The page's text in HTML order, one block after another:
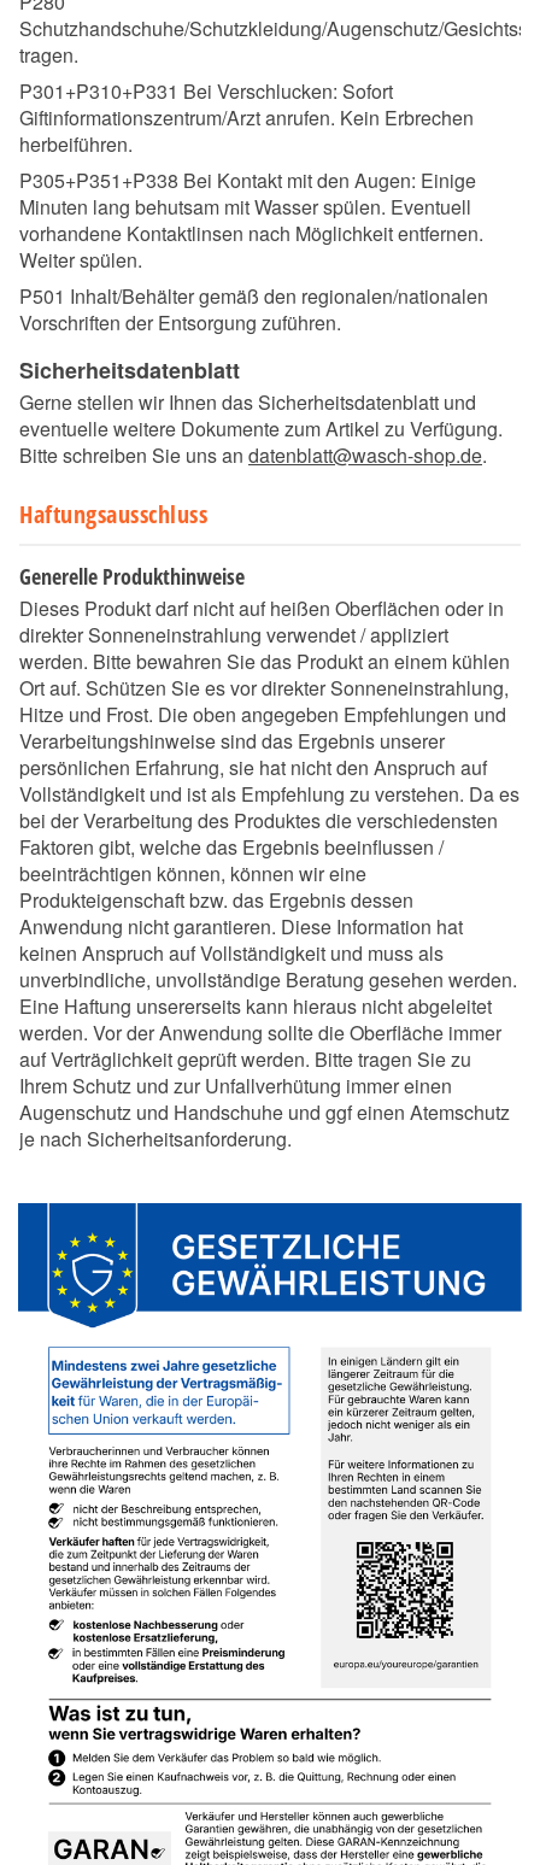
Schutzhandschuhe/Schutzkleidung/Augenschutz/
tragen.
P301+P310+P331 Bei Verschlucken: Sofort
Giftinformationszentrum/Arzt anrufen. Kein Erbrechen
herbeiführen.
P305+P351+P338 Bei Kontakt mit den Augen: Einige
Minuten lang behutsam mit Wasser spülen. Eventuell
vorhandene Kontaktlinsen nach Möglichkeit entfernen.
Weiter spülen.
P501 Inhalt/Behälter gemäß den regionalen/nationalen
Vorschriften der Entsorgung zuführen.
Sicherheitsdatenblatt
Gerne stellen wir Ihnen das Sicherheitsdatenblatt und
eventuelle weitere Dokumente zum Artikel zu Verfügung.
Bitte schreiben Sie uns an datenblatt@wasch-shop.de.
Haftungsausschluss
Generelle Produkthinweise
Dieses Produkt darf nicht auf heißen Oberflächen oder in
direkter Sonneneinstrahlung verwendet / appliziert
werden. Bitte bewahren Sie das Produkt an einem kühlen
Ort auf. Schützen Sie es vor direkter Sonneneinstrahlung,
Hitze und Frost. Die oben angegeben Empfehlungen und
Verarbeitungshinweise sind das Ergebnis unserer
persönlichen Erfahrung, sie hat nicht den Anspruch auf
Vollständigkeit und ist als Empfehlung zu verstehen. Da es
bei der Verarbeitung des Produktes die verschiedensten
Faktoren gibt, welche das Ergebnis beeinflussen /
beeinträchtigen können, können wir eine
Produkteigenschaft bzw. das Ergebnis dessen
Anwendung nicht garantieren. Diese Information hat
keinen Anspruch auf Vollständigkeit und muss als
unverbindliche, unvollständige Beratung gesehen werden.
Eine Haftung unsererseits kann hieraus nicht abgeleitet
werden. Vor der Anwendung sollte die Oberfläche immer
auf Verträglichkeit geprüft werden. Bitte tragen Sie zu
Ihrem Schutz und zur Unfallverhütung immer einen
Augenschutz und Handschuhe und ggf einen Atemschutz
je nach Sicherheitsanforderung.